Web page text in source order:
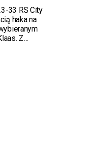
33 RS City
haka na
Z…